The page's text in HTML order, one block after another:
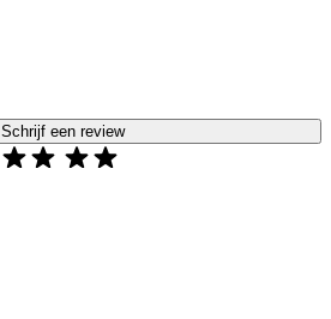
Schrijf een review